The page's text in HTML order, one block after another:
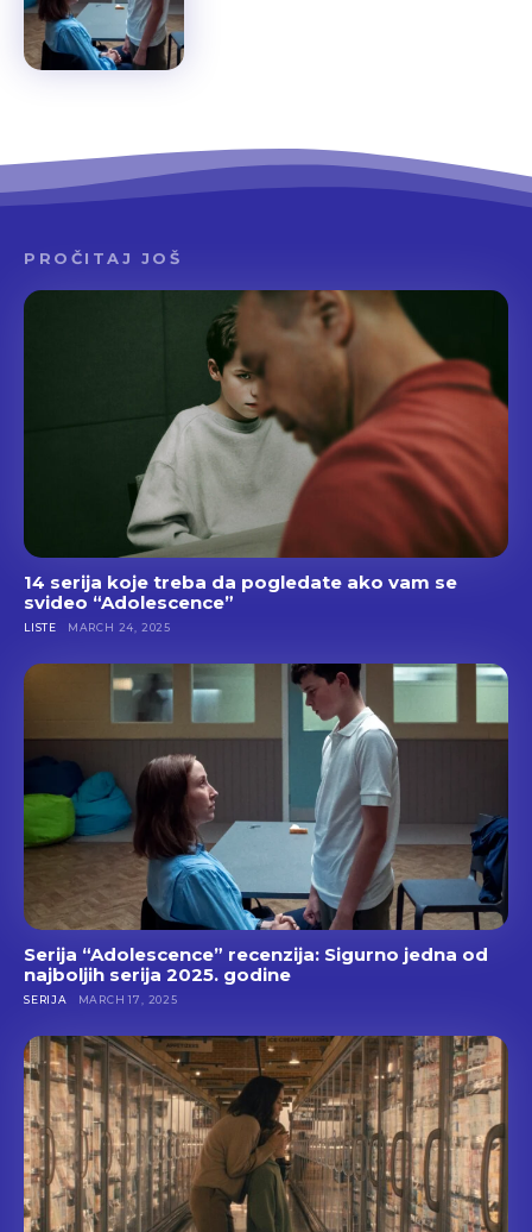
PROČITAJ JOŠ
14 serija koje treba da pogledate ako vam se
svideo “Adolescence”
LISTE MARCH 24, 2025
Serija “Adolescence” recenzija: Sigurno jedna od
najboljih serija 2025. godine
SERIJA MARCH 17, 2025